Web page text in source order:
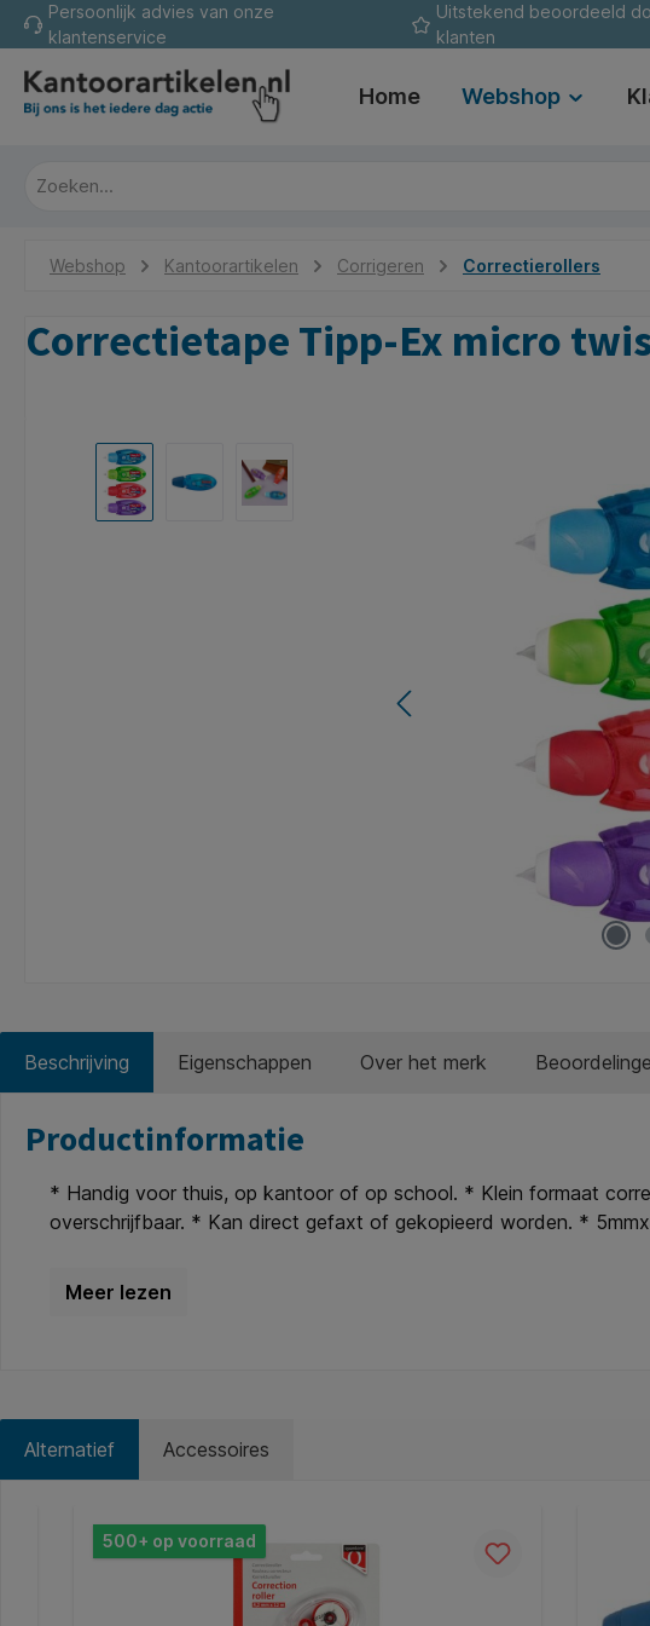
Ga naar de hoofdnavigatie
Persoonlijk advies van onze
klantenservice
Uitstekend beoordeeld
klanten
Home Webshop
Webshop Kantoorartikelen Corrigeren Correctierollers
Correctietape Tipp-Ex micro
Afbeeldingengalerij overslaan
Beschrijving Eigenschappen Over het merk
Productinformatie
* Handig voor thuis, op kantoor of op school. * Klein formaat
overschrijfbaar. * Kan direct gefaxt of gekopieerd worden. *
Alternatief Accessoires
Productgalerij overslaan
500+ op voorraad